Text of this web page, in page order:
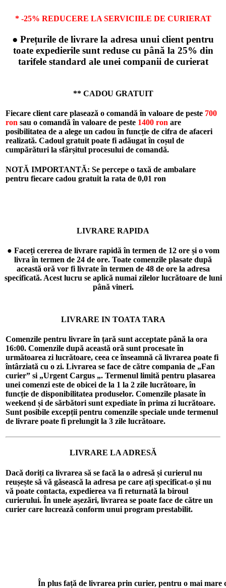
* -25% REDUCERE LA SERVICIILE DE CURIERAT
● Prețurile de livrare la adresa unui client pentru
toate expedierile sunt reduse cu până la 25% din
tarifele standard ale unei companii de curierat
** CADOU GRATUIT
Fiecare client care plasează o comandă în valoare de peste 700
ron sau o comandă în valoare de peste 1400 ron are
posibilitatea de a alege un cadou în funcție de cifra de afaceri
realizată. Cadoul gratuit poate fi adăugat în coșul de
cumpărături la sfârșitul procesului de comandă.
NOTĂ IMPORTANTĂ: Se percepe o taxă de ambalare
pentru fiecare cadou gratuit la rata de 0,01 ron
LIVRARE RAPIDA
● Faceți cererea de livrare rapidă în termen de 12 ore și o vom
livra în termen de 24 de ore. Toate comenzile plasate după
această oră vor fi livrate în termen de 48 de ore la adresa
specificată. Acest lucru se aplică numai zilelor lucrătoare de luni
până vineri.
LIVRARE IN TOATA TARA
Comenzile pentru livrare în țară sunt acceptate până la ora
16:00. Comenzile după această oră sunt procesate în
următoarea zi lucrătoare, ceea ce înseamnă că livrarea poate fi
întârziată cu o zi. Livrarea se face de către compania de „Fan
curier” si „Urgent Cargus „. Termenul limită pentru plasarea
unei comenzi este de obicei de la 1 la 2 zile lucrătoare, în
funcție de disponibilitatea produselor. Comenzile plasate în
weekend și de sărbători sunt expediate în prima zi lucrătoare.
Sunt posibile excepții pentru comenzile speciale unde termenul
de livrare poate fi prelungit la 3 zile lucrătoare.
LIVRARE LA ADRESĂ
Dacă doriți ca livrarea să se facă la o adresă și curierul nu
reușește să vă găsească la adresa pe care ați specificat-o și nu
vă poate contacta, expedierea va fi returnată la biroul
curierului. În unele așezări, livrarea se poate face de către un
curier care lucrează conform unui program prestabilit.
În plus față de livrarea prin curier, pentru o mai mare